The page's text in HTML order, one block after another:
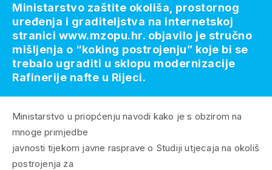
Ministarstvo u priopćenju navodi kako je s obzirom na
mnoge primjedbe
javnosti tijekom javne rasprave o Studiji utjecaja na okoliš
postrojenja za
Ministarstvo zaštite okoliša, prostornog
uređenja i graditeljstva na internetskoj
stranici www.mzopu.hr. objavilo je stručno
mišljenja o “koking postrojenju” koje bi se
trebalo ugraditi u sklopu modernizacije
Rafinerije nafte u Rijeci.